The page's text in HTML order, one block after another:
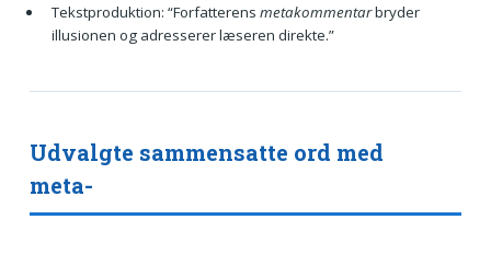
Tekstproduktion: “Forfatterens metakommentarbryder
illusionen og adresserer læseren direkte.”
Udvalgte sammensatte ord med
meta-